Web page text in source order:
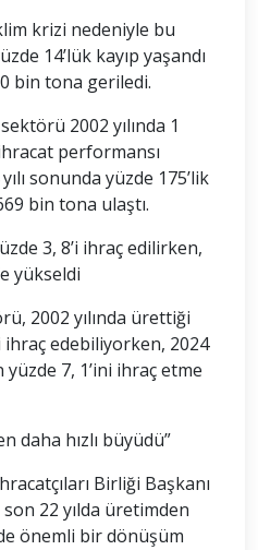
krizi nedeniyle bu
14’lük kayıp yaşandı
bin tona geriledi.
2002 yılında 1
performansı
sonunda yüzde 175’lik
bin tona ulaştı.
3, 8’i ihraç edilirken,
yükseldi
2002 yılında ürettiği
ihraç edebiliyorken, 2024
7, 1’ini ihraç etme
daha hızlı büyüdü”
Birliği Başkanı
22 yılda üretimden
önemli bir dönüşüm